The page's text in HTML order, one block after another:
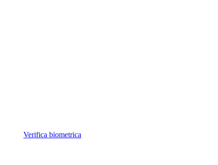
Verifica biometrica